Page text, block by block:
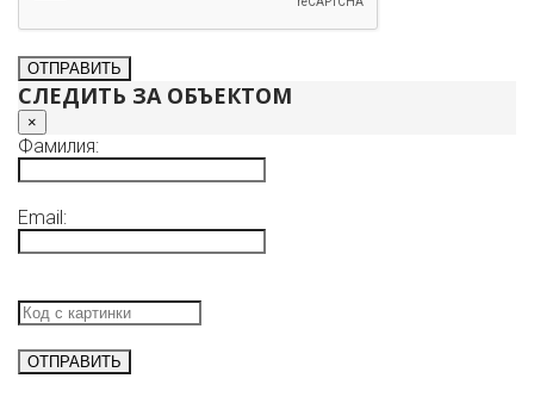
СЛЕДИТЬ ЗА ОБЪЕКТОМ
×
Фамилия:
Email: